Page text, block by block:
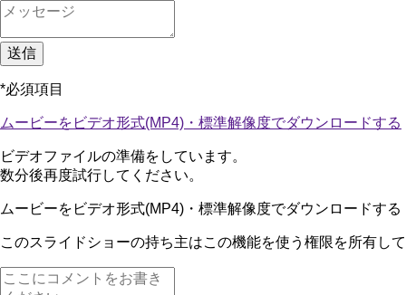
送信
*必須項目
ムービーをビデオ形式(MP4)・標準解像度でダウンロードする
ビデオファイルの準備をしています。
数分後再度試行してください。
ムービーをビデオ形式(MP4)・標準解像度でダウンロードする
このスライドショーの持ち主はこの機能を使う権限を所有し